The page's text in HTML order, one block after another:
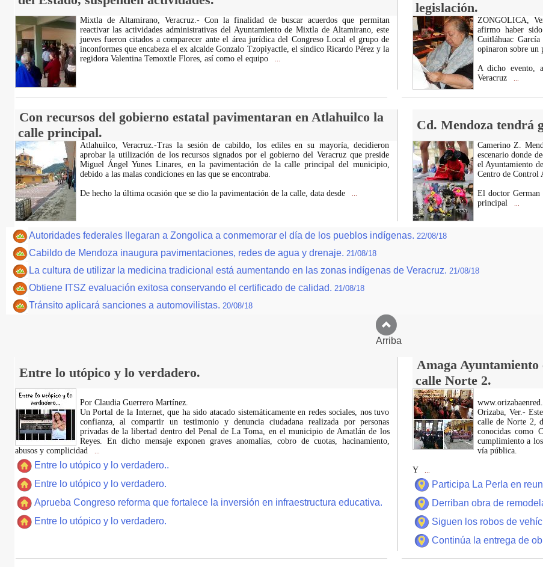
legislación.
Mixtla de Altamirano, Veracruz.- Con la finalidad de buscar acuerdos que permitan
reactivar las actividades administrativas del Ayuntamiento de Mixtla de Altamirano, este
jueves fueron citados a comparecer ante el área jurídica del Congreso Local el grupo de
inconformes que encabeza el ex alcalde Gonzalo Tzopiyactle, el síndico Ricardo Pérez y la
regidora Valentina Temoxtle Flores, así como el equipo
ZONGOLICA,
afirmo haber
Cuitláhuac
opinaron sobre un
A dicho evento,
Veracruz
Con recursos del gobierno estatal pavimentaran en Atlahuilco la
calle principal.
Cd. Mendoza tendrá
Atlahuilco, Veracruz.-Tras la sesión de cabildo, los ediles en su mayoría, decidieron
aprobar la utilización de los recursos signados por el gobierno del Veracruz que preside
Miguel Ángel Yunes Linares, en la pavimentación de la calle principal del municipio,
debido a las malas condiciones en las que se encontraba.
De hecho la última ocasión que se dio la pavimentación de la calle, data desde
Camerino Z.
escenario donde
el Ayuntamiento
Centro de Control
El doctor German
principal
Autoridades federales llegaran a Zongolica a conmemorar el día de los pueblos indígenas. 22/08/18
Cabildo de Mendoza inaugura pavimentaciones, redes de agua y drenaje. 21/08/18
La cultura de utilizar la medicina tradicional está aumentando en las zonas indígenas de Veracruz. 21/08/18
Obtiene ITSZ evaluación exitosa conservando el certificado de calidad. 21/08/18
Tránsito aplicará sanciones a automovilistas. 20/08/18
Arriba
Entre lo utópico y lo verdadero.
Amaga
calle Norte 2.
Por Claudia Guerrero Martínez.
​Un Portal de la Internet, que ha sido atacado sistemáticamente en redes sociales, nos tuvo
confianza, al compartir un testimonio y denuncia ciudadana realizada por personas
privadas de la libertad dentro del Penal de La Toma, en el municipio de Amatlán de los
Reyes. En dicho mensaje exponen graves anomalías, cobro de cuotas, hacinamiento,
abusos y complicidad
Entre lo utópico y lo verdadero..
Entre lo utópico y lo verdadero.
Aprueba Congreso reforma que fortalece la inversión en infraestructura educativa.
Entre lo utópico y lo verdadero.
Orizaba, Ver.-
calle de Norte 2,
conocidas como
cumplimiento a
vía pública.
Y
Participa La Perla en
Derriban obra de
Siguen los robos de
Continúa la entrega de